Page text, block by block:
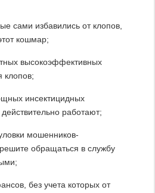
сами избавились от клопов,
кошмар;
высокоэффективных
клопов;
инсектицидных
работают;
мошенников-
обращаться в службу
без учета которых от